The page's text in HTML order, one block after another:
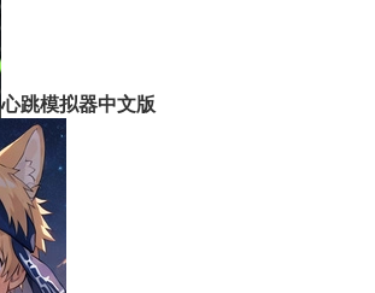
心跳模拟器中文版